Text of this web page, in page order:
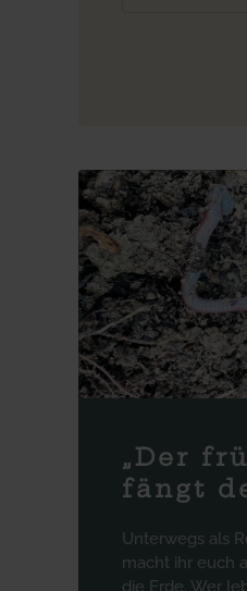
„Der
fängt
Unterwegs als
macht ihr euch